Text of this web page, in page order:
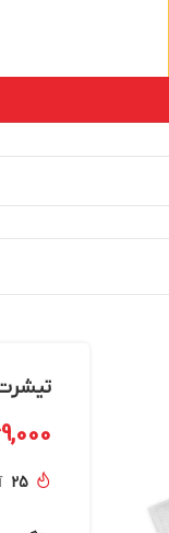
تیشرت کد 058 با طرح
25